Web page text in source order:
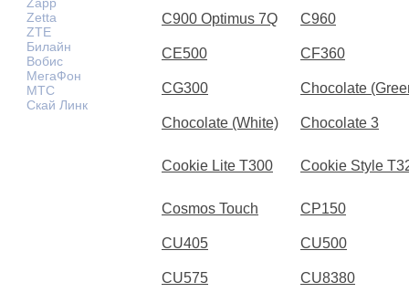
Zetta
ZTE
Билайн
Вобис
МегаФон
МТС
Скай Линк
C900 Optimus 7Q C960
CE500 CF360
CG300 Chocolate
Chocolate (White) Chocolate 3
Cookie Lite T300 Cookie Style
Cosmos Touch CP150
CU405 CU500
CU575 CU8380